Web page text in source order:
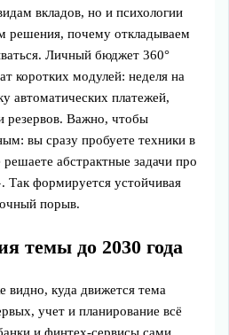
вкладов, но и психологии
решения, почему откладываем
Личный бюджет 360°
коротких модулей: неделя на
автоматических платежей,
резервов. Важно, чтобы
вы сразу пробуете техники в
абстрактные задачи про
Так формируется устойчивая
порыв.
темы до 2030 года
видно, куда движется тема
учет и планирование всё
и финтех‑сервисы сами